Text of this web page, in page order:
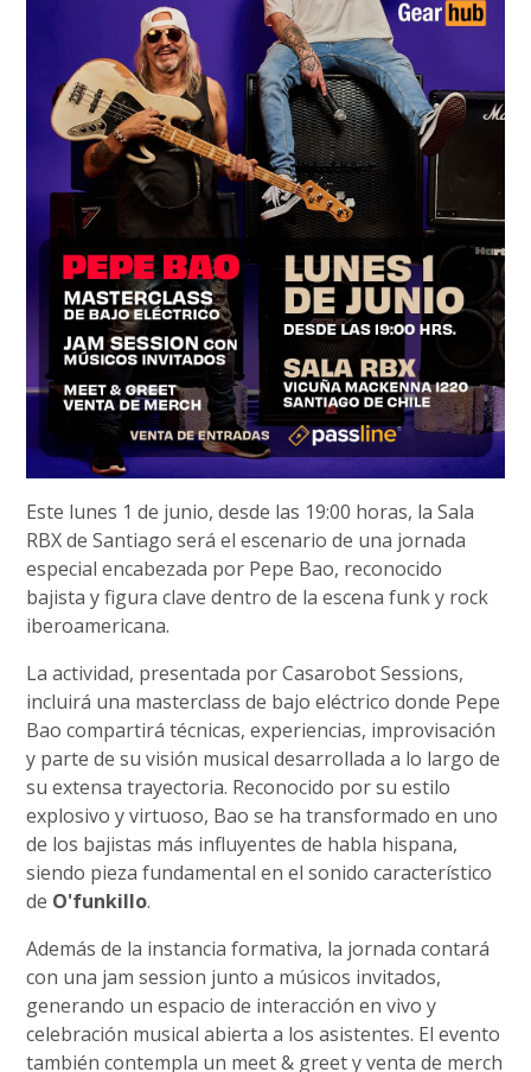
Este lunes 1 de junio, desde las 19:00 horas, la Sala
RBX de Santiago será el escenario de una jornada
especial encabezada por Pepe Bao, reconocido
bajista y figura clave dentro de la escena funk y rock
iberoamericana.
La actividad, presentada por Casarobot Sessions,
incluirá una masterclass de bajo eléctrico donde Pepe
Bao compartirá técnicas, experiencias, improvisación
y parte de su visión musical desarrollada a lo largo de
su extensa trayectoria. Reconocido por su estilo
explosivo y virtuoso, Bao se ha transformado en uno
de los bajistas más influyentes de habla hispana,
siendo pieza fundamental en el sonido característico
de O'funkillo.
Además de la instancia formativa, la jornada contará
con una jam session junto a músicos invitados,
generando un espacio de interacción en vivo y
celebración musical abierta a los asistentes. El evento
también contempla un meet & greet y venta de merch